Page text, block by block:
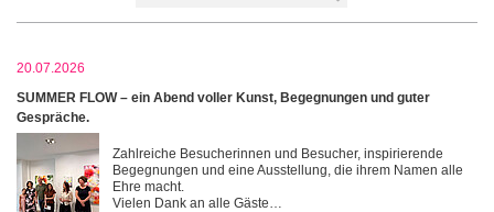
20.07.2026
SUMMER FLOW – ein Abend voller Kunst, Begegnungen und guter
Gespräche.
Zahlreiche Besucherinnen und Besucher, inspirierende
Begegnungen und eine Ausstellung, die ihrem Namen alle
Ehre macht.
Vielen Dank an alle Gäste…